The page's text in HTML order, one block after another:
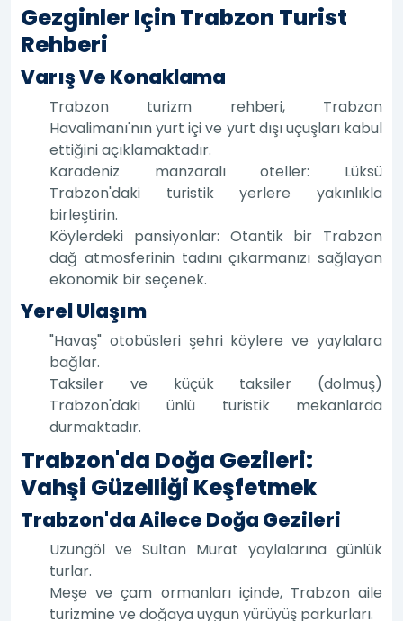
Gezginler Için Trabzon Turist
Rehberi
Varış Ve Konaklama
Trabzon turizm rehberi, Trabzon
Havalimanı'nın yurt içi ve yurt dışı uçuşları kabul
ettiğini açıklamaktadır.
Karadeniz manzaralı oteller: Lüksü
Trabzon'daki turistik yerlere yakınlıkla
birleştirin.
Köylerdeki pansiyonlar: Otantik bir Trabzon
dağ atmosferinin tadını çıkarmanızı sağlayan
ekonomik bir seçenek.
Yerel Ulaşım
"Havaş" otobüsleri şehri köylere ve yaylalara
bağlar.
Taksiler ve küçük taksiler (dolmuş)
Trabzon'daki ünlü turistik mekanlarda
durmaktadır.
Trabzon'da Doğa Gezileri:
Vahşi Güzelliği Keşfetmek
Trabzon'da Ailece Doğa Gezileri
Uzungöl ve Sultan Murat yaylalarına günlük
turlar.
Meşe ve çam ormanları içinde, Trabzon aile
turizmine ve doğaya uygun yürüyüş parkurları.